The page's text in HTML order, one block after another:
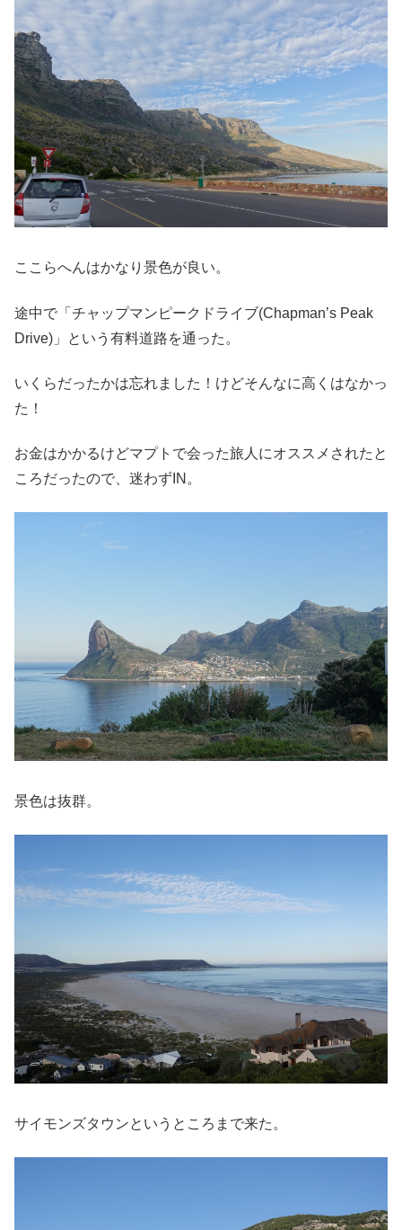
ここらへんはかなり景色が良い。
途中で「チャップマンピークドライブ(Chapman’s Peak
Drive)」という有料道路を通った。
いくらだったかは忘れました！けどそんなに高くはなかっ
た！
お金はかかるけどマプトで会った旅人にオススメされたと
ころだったので、迷わずIN。
景色は抜群。
サイモンズタウンというところまで来た。